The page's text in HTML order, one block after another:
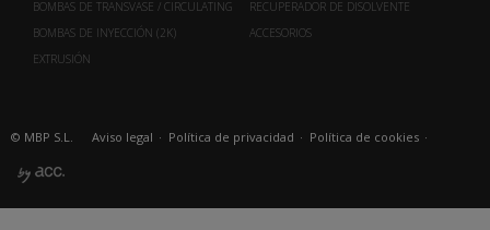
BOMBAS DE TRANSVASE / CIRCULATING
BOMBAS DE INYECCIÓN (2K)
EXTRUSIÓN
RECUPERADOR DE DISOLVENTE
ACCESORIOS
© MBP S.L. Aviso legal · Política de privacidad · Política de cookies ·